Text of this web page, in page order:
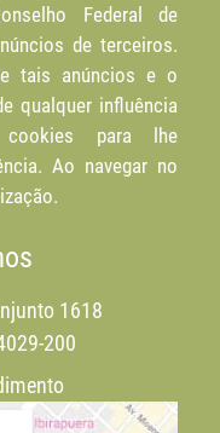
Federal de
de terceiros.
tais anúncios e o
qualquer influência
para lhe
Ao navegar no
1618
200